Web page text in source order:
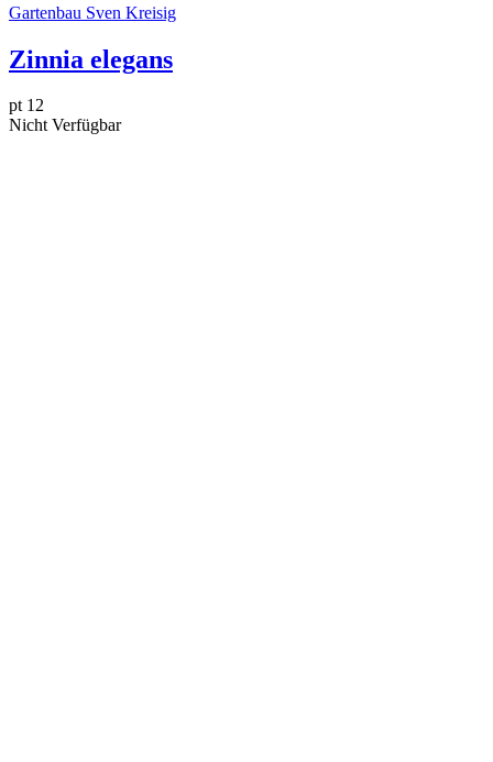
Gartenbau Sven Kreisig
Zinnia elegans
pt 12
Nicht Verfügbar